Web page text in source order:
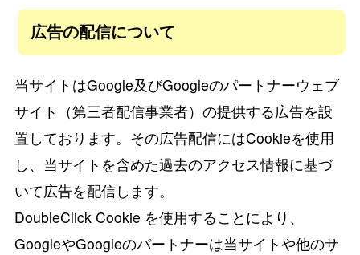
広告の配信について
当サイトはGoogle及びGoogleのパートナーウェブ
サイト（第三者配信事業者）の提供する広告を設
置しております。その広告配信にはCookieを使用
し、当サイトを含めた過去のアクセス情報に基づ
いて広告を配信します。
DoubleClick Cookie を使用することにより、
GoogleやGoogleのパートナーは当サイトや他のサ